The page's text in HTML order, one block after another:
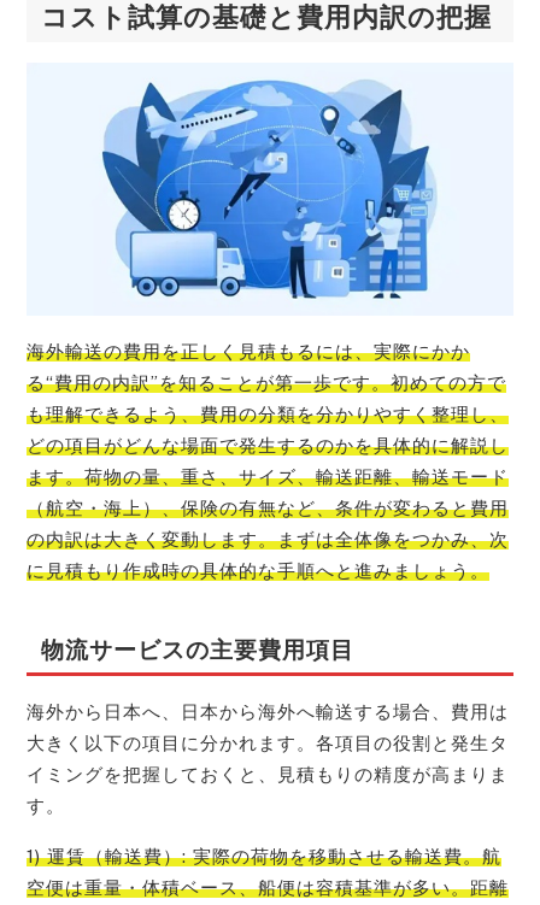
コスト試算の基礎と費用内訳の把握
海外輸送の費用を正しく見積もるには、実際にかか
る“費用の内訳”を知ることが第一歩です。初めての方で
も理解できるよう、費用の分類を分かりやすく整理し、
どの項目がどんな場面で発生するのかを具体的に解説し
ます。荷物の量、重さ、サイズ、輸送距離、輸送モード
（航空・海上）、保険の有無など、条件が変わると費用
の内訳は大きく変動します。まずは全体像をつかみ、次
に見積もり作成時の具体的な手順へと進みましょう。
物流サービスの主要費用項目
海外から日本へ、日本から海外へ輸送する場合、費用は
大きく以下の項目に分かれます。各項目の役割と発生タ
イミングを把握しておくと、見積もりの精度が高まりま
す。
1) 運賃（輸送費）: 実際の荷物を移動させる輸送費。航
空便は重量・体積ベース、船便は容積基準が多い。距離